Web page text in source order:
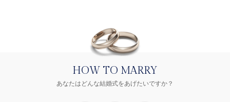
HOW TO MARRY
あなたはどんな結婚式をあげたいですか？